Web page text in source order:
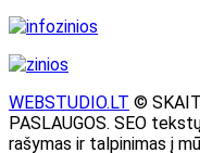
WEBSTUDIO.LT ©
PASLAUGOS. SEO
rašymas ir talpinimas į